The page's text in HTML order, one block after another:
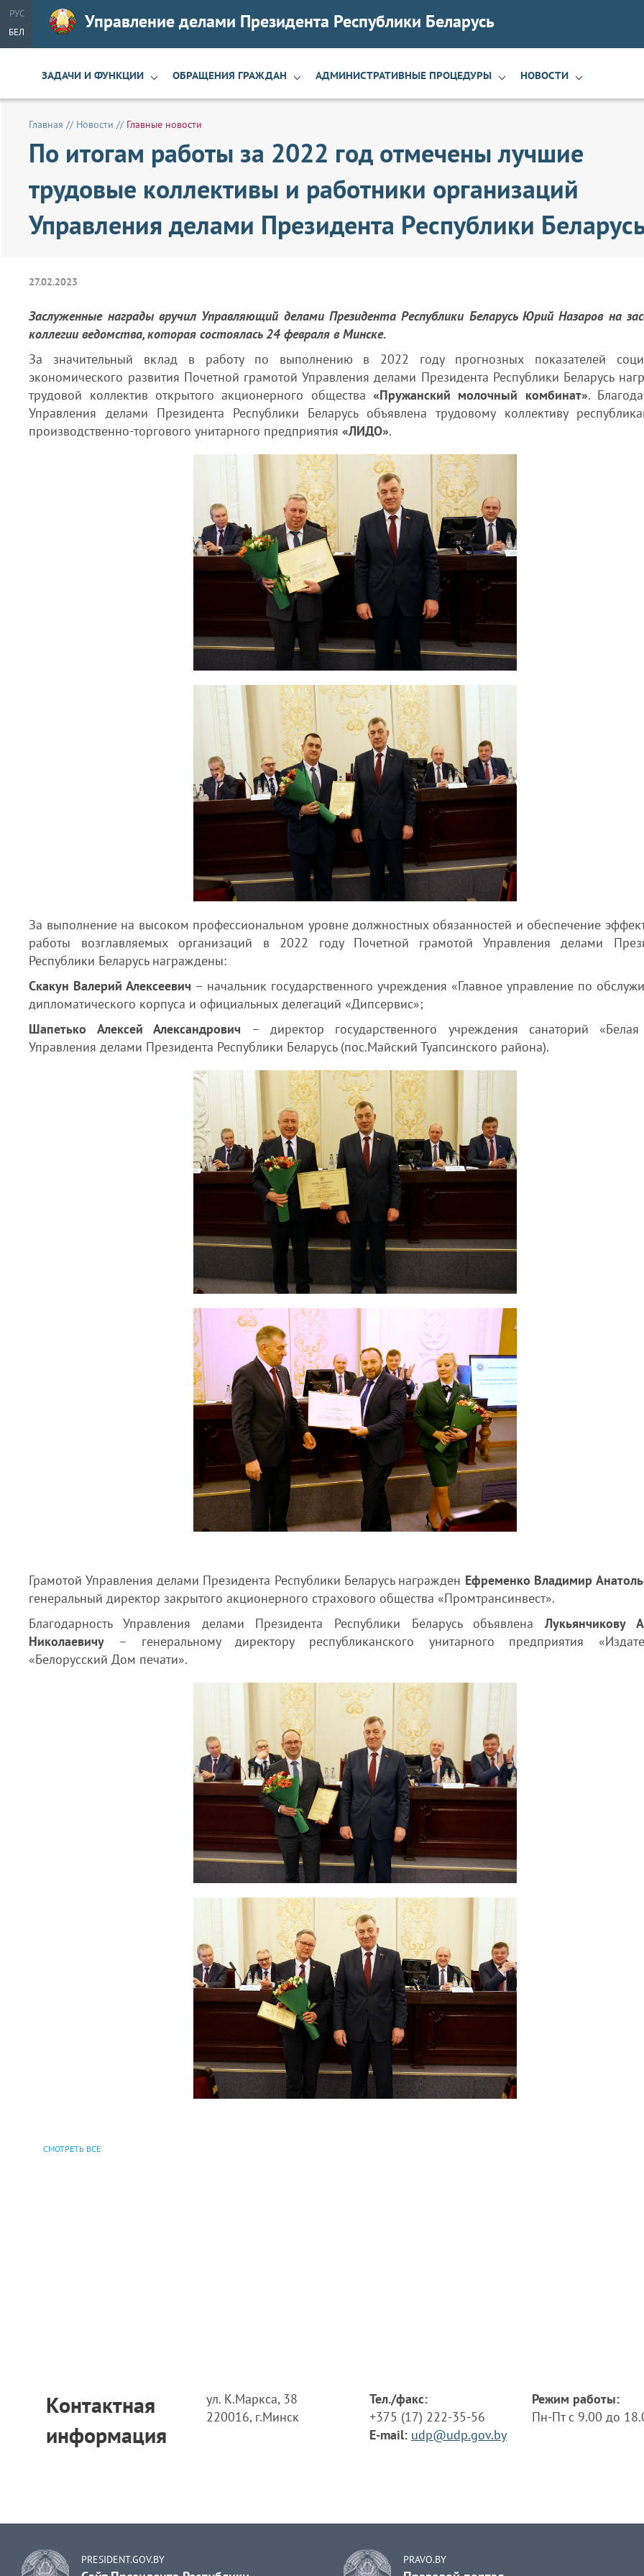
РУС
БЕЛ
Управление делами Президента Республики Беларусь
ЗАДАЧИ И ФУНКЦИИ ОБРАЩЕНИЯ ГРАЖДАН АДМИНИСТРАТИВНЫЕ ПРОЦЕДУРЫ НОВОСТИ
Главная // Новости // Главные новости
По итогам работы за 2022 год отмечены лучшие
трудовые коллективы и работники организаций
Управления делами Президента Республики
27.02.2023
Заслуженные награды вручил Управляющий делами Президента Республики Беларусь Юрий Назаров на
коллегии ведомства, которая состоялась 24 февраля в Минске.
За значительный вклад в работу по выполнению в 2022 году прогнозных показателей
экономического развития Почетной грамотой Управления делами Президента Республики Беларусь
трудовой коллектив открытого акционерного общества «Пружанский молочный комбинат».
Управления делами Президента Республики Беларусь объявлена трудовому коллективу
производственно-торгового унитарного предприятия«ЛИДО».
За выполнение на высоком профессиональном уровне должностных обязанностей и обеспечение
работы возглавляемых организаций в 2022 году Почетной грамотой Управления делами
Республики Беларусь награждены:
Скакун Валерий Алексеевич – начальник государственного учреждения «Главное управление по
дипломатического корпуса и официальных делегаций «Дипсервис»;
Шапетько Алексей Александрович – директор государственного учреждения санаторий «Белая
Управления делами Президента Республики Беларусь (пос.Майский Туапсинского района).
Грамотой Управления делами Президента Республики Беларусь награжден Ефременко Владимир
генеральный директор закрытого акционерного страхового общества «Промтрансинвест».
Благодарность Управления делами Президента Республики Беларусь объявленаЛукьянчикову
Николаевичу –
генеральному директору республиканского унитарного предприятия
«Белорусский Дом печати».
СМОТРЕТЬ ВСЕ
Контактная
информация
ул. К.Маркса, 38
220016, г.Минск
Тел./факс:
+375 (17) 222-35-56
E-mail: udp@udp.gov.by
Режим работы:
Пн-Пт с 9.00 до
PRESIDENT.GOV.BY PRAVO.BY